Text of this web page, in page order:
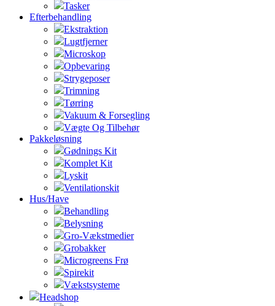
Tasker
Efterbehandling
Ekstraktion
Lugtfjerner
Microskop
Opbevaring
Strygeposer
Trimning
Tørring
Vakuum & Forsegling
Vægte Og Tilbehør
Pakkeløsning
Gødnings Kit
Komplet Kit
Lyskit
Ventilationskit
Hus/Have
Behandling
Belysning
Gro-Vækstmedier
Grobakker
Microgreens Frø
Spirekit
Vækstsysteme
Headshop